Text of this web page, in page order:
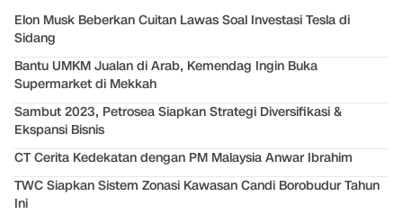
Elon Musk Beberkan Cuitan Lawas Soal Investasi Tesla di
Sidang
Bantu UMKM Jualan di Arab, Kemendag Ingin Buka
Supermarket di Mekkah
Sambut 2023, Petrosea Siapkan Strategi Diversifikasi &
Ekspansi Bisnis
CT Cerita Kedekatan dengan PM Malaysia Anwar Ibrahim
TWC Siapkan Sistem Zonasi Kawasan Candi Borobudur Tahun
Ini